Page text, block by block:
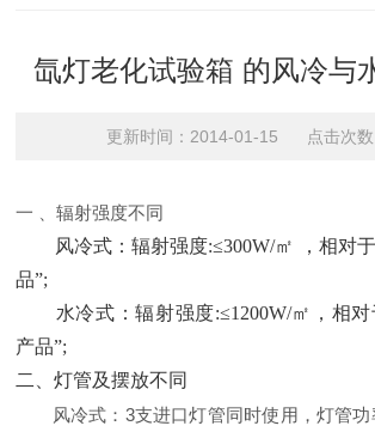
氙灯老化试验箱 的风冷与
更新时间：2014-01-15 点击次数
一 、辐射强度不同
风冷式：辐射强度:≤300W/㎡ ，相对于
品”;
水冷式：辐射强度:≤1200W/㎡，相对
产品”;
二、灯管及摆放不同
风冷式：3支进口灯管同时使用，灯管功